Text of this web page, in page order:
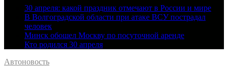
30 апреля: какой праздник отмечают в России и мире
В Волгоградской области при атаке ВСУ пострадал
человек
Минск обошел Москву по посуточной аренде
Кто родился 30 апреля
Автоновость